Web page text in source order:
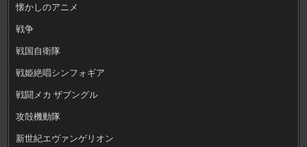
懐かしのアニメ
戦争
戦国自衛隊
戦姫絶唱シンフォギア
戦闘メカ ザブングル
攻殻機動隊
新世紀エヴァンゲリオン